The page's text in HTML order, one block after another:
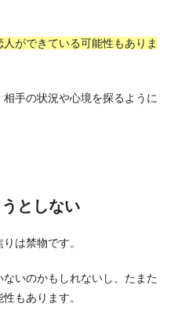
ができている可能性もありま
手の状況や心境を探るように
としない
は禁物です。
いのかもしれないし、たまた
もあります。